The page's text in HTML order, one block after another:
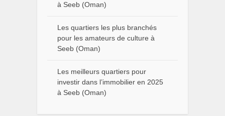
à Seeb (Oman)
Les quartiers les plus branchés
pour les amateurs de culture à
Seeb (Oman)
Les meilleurs quartiers pour
investir dans l’immobilier en 2025
à Seeb (Oman)